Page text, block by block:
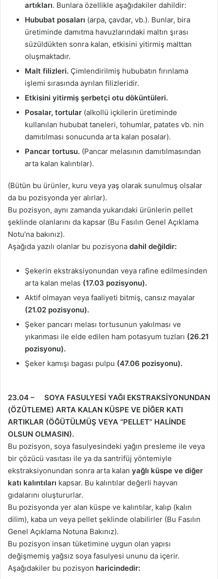
artıkları. Bunlara özellikle aşağıdakiler dahildir:
Hububat posaları (arpa, çavdar, vb.). Bunlar, bira
üretiminde damıtma havuzlarındaki maltın şırası
süzüldükten sonra kalan, etkisini yitirmiş malttan
oluşmaktadır.
Malt filizleri. Çimlendirilmiş hububatın fırınlama
işlemi sırasında ayrılan filizleridir.
Etkisini yitirmiş şerbetçi otu döküntüleri.
Posalar, tortular (alkollü içkilerin üretiminde
kullanılan hububat taneleri, tohumlar, patates vb. nin
damıtılması sonucunda arta kalan posalar).
Pancar tortusu. (Pancar melasının damıtılmasından
arta kalan kalıntılar).
(Bütün bu ürünler, kuru veya yaş olarak sunulmuş olsalar
da bu pozisyonda yer alırlar).
Bu pozisyon, aynı zamanda yukarıdaki ürünlerin pellet
şeklinde olanlarını da kapsar (Bu Fasılın Genel Açıklama
Notu’na bakınız).
Aşağıda yazılı olanlar bu pozisyona dahil değildir:
Şekerin ekstraksiyonundan veya rafine edilmesinden
arta kalan melas (17.03 pozisyonu).
Aktif olmayan veya faaliyeti bitmiş, cansız mayalar
(21.02 pozisyonu).
Şeker pancarı melası tortusunun yakılması ve
yıkanması ile elde edilen ham potasyum tuzları (26.21
pozisyonu).
Şeker kamışı bagası pulpu (47.06 pozisyonu).
23.04 – SOYA FASULYESİ YAĞI EKSTRAKSİYONUNDAN
(ÖZÜTLEME) ARTA KALAN KÜSPE VE DİĞER KATI
ARTIKLAR (ÖĞÜTÜLMÜŞ VEYA “PELLET” HALİNDE
OLSUN OLMASIN).
Bu pozisyon, soya fasulyesindeki yağın presleme ile veya
bir çözücü vasıtası ile ya da santrifüj yöntemiyle
ekstraksiyonundan sonra arta kalan yağlı küspe ve diğer
katı kalıntıları kapsar. Bu kalıntılar değerli hayvan
gıdalarını oluştururlar.
Bu pozisyonda yer alan küspe ve kalıntılar, kalıp (kalın
dilim), kaba un veya pellet şeklinde olabilirler (Bu Fasılın
Genel Açıklama Notuna Bakınız).
Bu pozisyon insan tüketimine uygun olan yapısı
değişmemiş yağsız soya fasulyesi ununu da içerir.
Aşağıdakiler bu pozisyon haricindedir: